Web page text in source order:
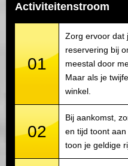
Activiteitenstroom
01
Zorg ervoor dat
reservering bij
meestal door
Maar als je
winkel.
02
Bij aankomst,
en tijd toont
toon je geldige